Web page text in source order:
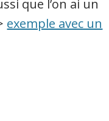
que l’on ai un
exemple avec un